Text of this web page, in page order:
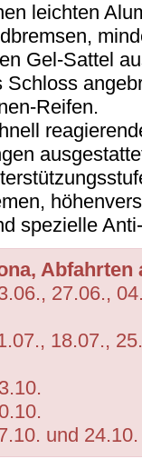
leichten
Gel-Sattel
Reifen.
spezielle
Abfahrten
27.06.,
18.07.,
und 24.10.